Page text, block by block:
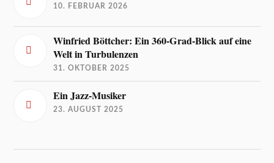
10. FEBRUAR 2026
Winfried Böttcher: Ein 360-Grad-Blick auf eine
Welt in Turbulenzen
31. OKTOBER 2025
Ein Jazz-Musiker
23. AUGUST 2025